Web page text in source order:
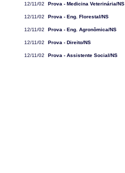
12/11/02 Prova - Medicina Veterinária/NS
12/11/02 Prova - Eng. Florestal/NS
12/11/02 Prova - Eng. Agronômica/NS
12/11/02 Prova - Direito/NS
12/11/02 Prova - Assistente Social/NS